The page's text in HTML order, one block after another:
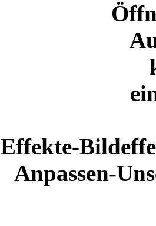
Effekte-
Anpassen-